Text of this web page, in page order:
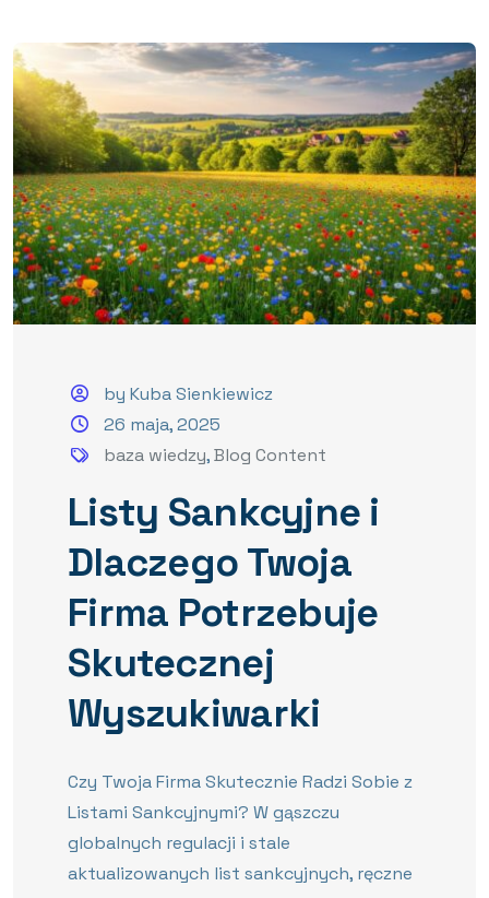
by Kuba Sienkiewicz
26 maja, 2025
baza wiedzy,Blog Content
Listy Sankcyjne i
Dlaczego Twoja
Firma Potrzebuje
Skutecznej
Wyszukiwarki
Czy Twoja Firma Skutecznie Radzi Sobie z
Listami Sankcyjnymi? W gąszczu
globalnych regulacji i stale
aktualizowanych list sankcyjnych, ręczne